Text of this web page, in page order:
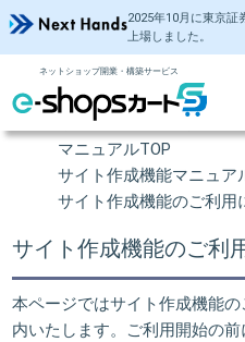
2025年10月に東京証
上場しました。
ネットショップ開業・構築サービス
操作マニュアル
ネットショップ 開業TOP
マニュアルTOP
サイト作成機能マニュア
サイト作成機能のご利用
サイト作成機能のご利
本ページではサイト作成機能
内いたします。ご利用開始の前